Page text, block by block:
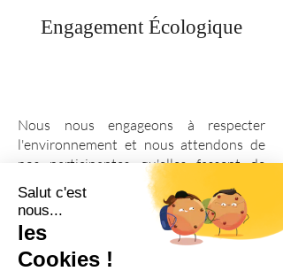
Engagement Écologique
Nous nous engageons à respecter
l'environnement et nous attendons de
nos participantes qu'elles fassent de
même. Réduisez votre empreinte
écologique en utilisant des produits
durables et en minimisant les déchets.
Je suis impatiente de partager cette
expérience enrichissante avec vous.
Pour toute question ou pour finaliser
votre inscription, n'hésitez pas à me